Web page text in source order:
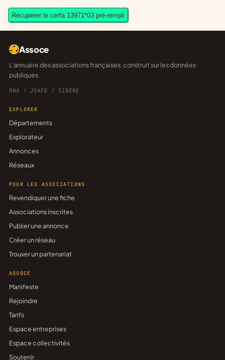
Récupérer le cerfa 13971*03 pré-rempli
Assoce
L'annuaire des associations françaises, construit sur les données
publiques.
RNA / JOAFE / SIRENE
EXPLORER
Départements
Explorateur
Annonces
Réseaux
POUR LES ASSOCIATIONS
Revendiquer une fiche
Associations inscrites
Publier une annonce
Créer un réseau
Trouver un partenariat
ASSOCE
Manifeste
Rejoindre
Tarifs
Espace entreprises
Espace collectivités
Soutenir